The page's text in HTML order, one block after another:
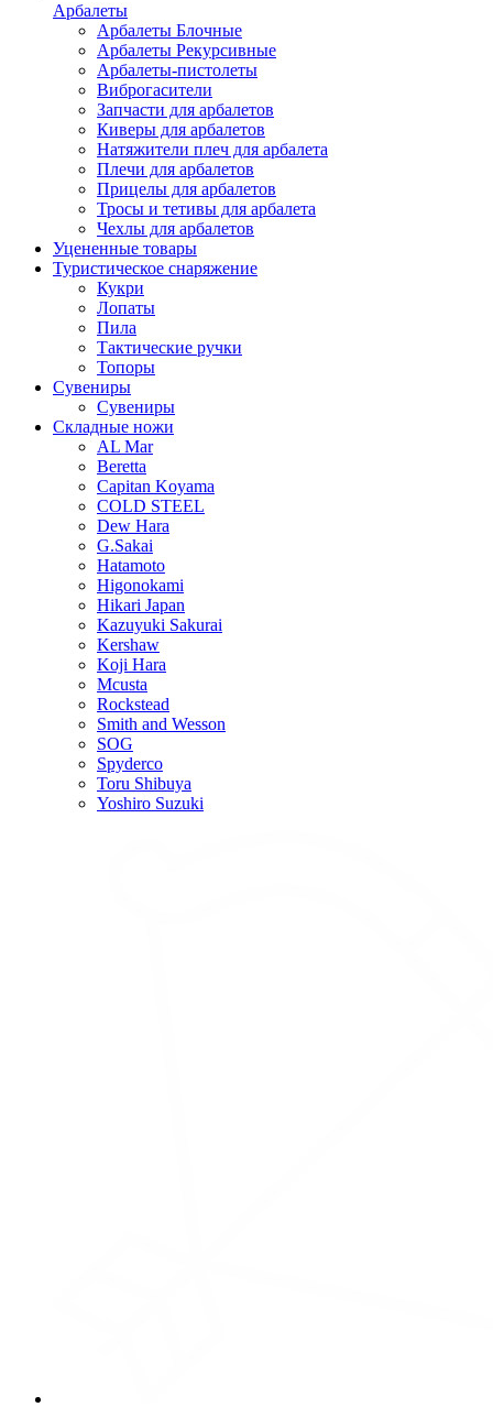
Арбалеты
Арбалеты Блочные
Арбалеты Рекурсивные
Арбалеты-пистолеты
Виброгасители
Запчасти для арбалетов
Киверы для арбалетов
Натяжители плеч для арбалета
Плечи для арбалетов
Прицелы для арбалетов
Тросы и тетивы для арбалета
Чехлы для арбалетов
Уцененные товары
Туристическое снаряжение
Кукри
Лопаты
Пила
Тактические ручки
Топоры
Сувениры
Сувениры
Складные ножи
AL Mar
Beretta
Capitan Koyama
COLD STEEL
Dew Hara
G.Sakai
Hatamoto
Higonokami
Hikari Japan
Kazuyuki Sakurai
Kershaw
Koji Hara
Mcusta
Rockstead
Smith and Wesson
SOG
Spyderco
Toru Shibuya
Yoshiro Suzuki